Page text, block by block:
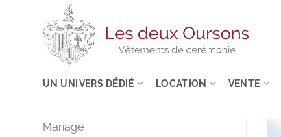
UN UNIVERS DÉDIÉ LOCATION VENTE
Mariage